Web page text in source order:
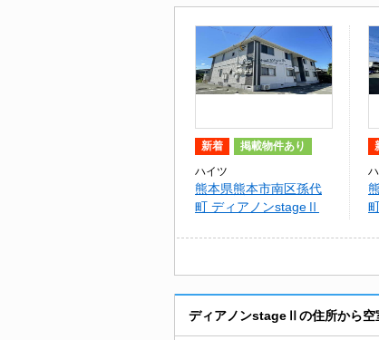
新着 掲載物件あり
ハイツ
熊本県熊本市南区孫代
町 ディアノンstageⅡ
ディアノンstageⅡの住所から空